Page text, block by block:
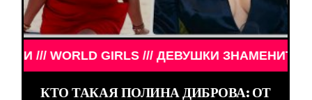
/// WORLD GIRLS /// ДЕВУШКИ
КТО ТАКАЯ ПОЛИНА ДИБРОВА: ОТ